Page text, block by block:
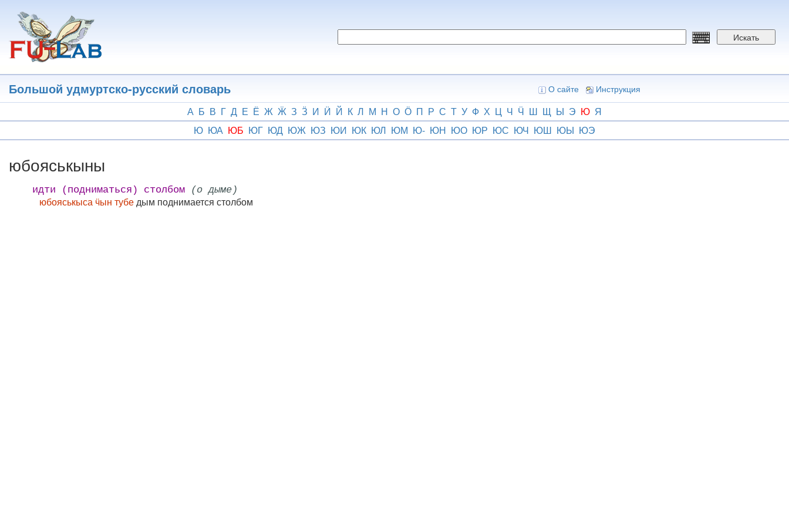
основному
содержанию
Искать
Большой удмуртско-русский словарь О сайте Инструкция
А Б В Г Д Е Ё Ж Ӝ З Ӟ И Ӥ Й К Л М Н О Ӧ П Р С Т У Ф Х Ц Ч Ӵ Ш Щ Ы Э Ю Я
Ю ЮА ЮБ ЮГ ЮД ЮЖ ЮЗ ЮИ ЮК ЮЛ ЮМ Ю- ЮН ЮО ЮР ЮС ЮЧ ЮШ ЮЫ ЮЭ
юбояськыны
идти (подниматься) столбом (о дыме)
юбояськыса ӵын тубедым поднимается столбом